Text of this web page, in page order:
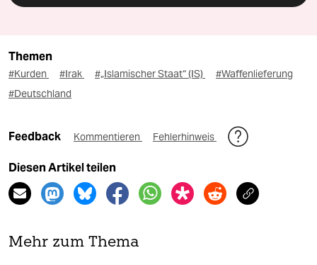
Themen
#Kurden #Irak #„Islamischer Staat“ (IS)
#Waffenlieferung
#Deutschland
Feedback Kommentieren Fehlerhinweis
Diesen Artikel teilen
Mehr zum Thema